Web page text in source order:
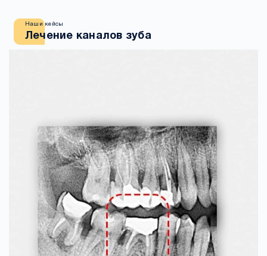
Наши кейсы
Лечение каналов зуба